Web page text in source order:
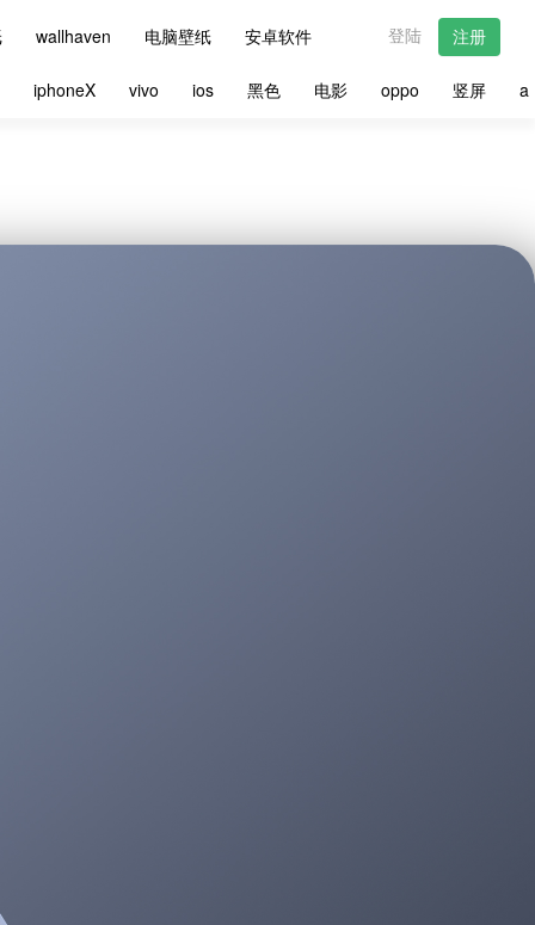
wallhaven 电脑壁纸 安卓软件 登陆 注册
iphoneX vivo ios 黑色 电影 oppo 竖屏 a